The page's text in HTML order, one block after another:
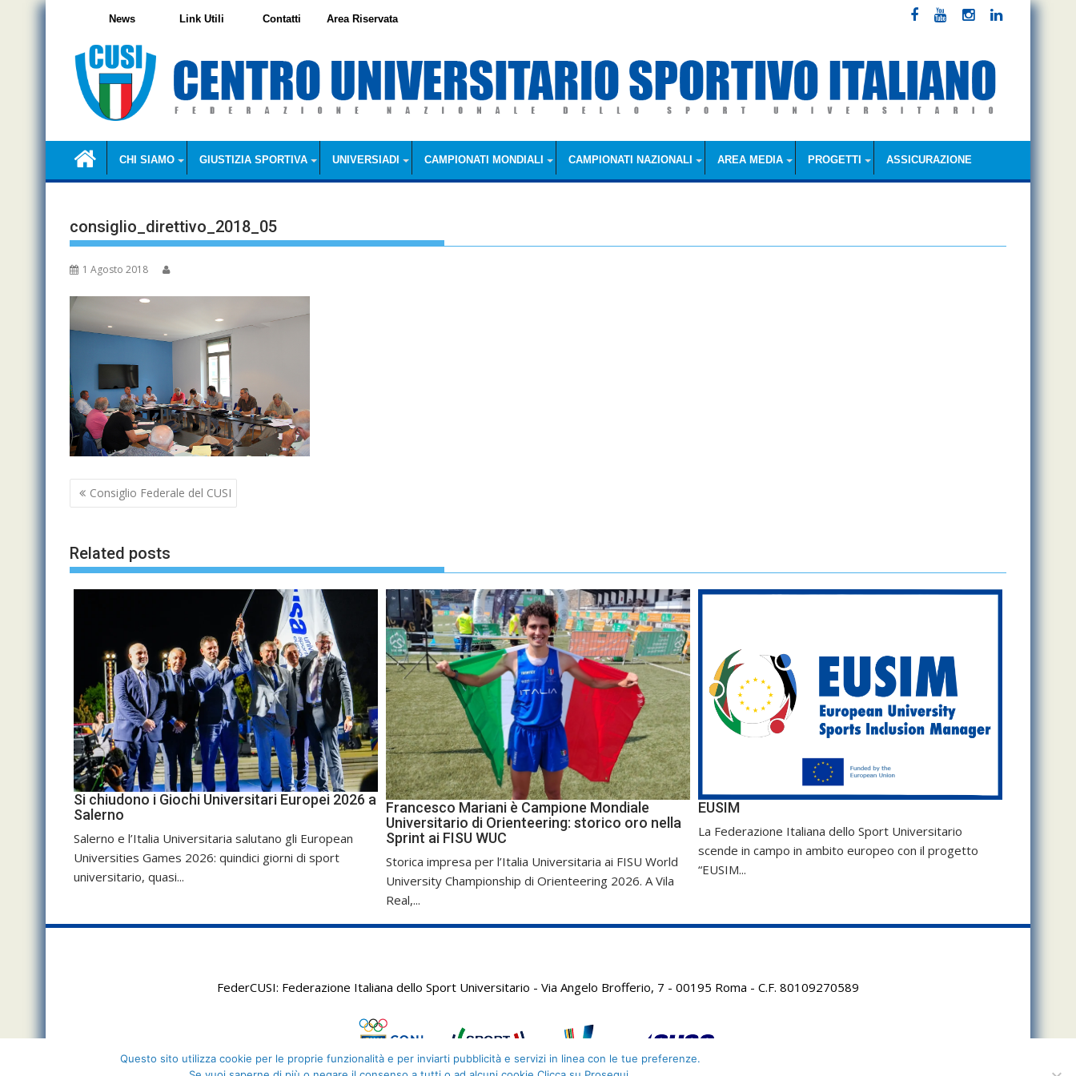
Skip
CHI SIAMO GIUSTIZIA SPORTIVA UNIVERSIADI CAMPIONATI MONDIALI CAMPIONATI NAZIONALI AREA MEDIA PROGETTI ASSICURAZIONE
News Link Utili Contatti Area Riservata
consiglio_direttivo_2018_05
1 Agosto 2018
Navigazione
articoli
Consiglio Federale del CUSI
Related posts
Si chiudono i Giochi Universitari Europei 2026 a
Salerno
Salerno e l’Italia Universitaria salutano gli European
Universities Games 2026: quindici giorni di sport
universitario, quasi...
Francesco Mariani è Campione Mondiale
Universitario di Orienteering: storico oro nella
Sprint ai FISU WUC
Storica impresa per l’Italia Universitaria ai FISU World
University Championship di Orienteering 2026. A Vila
Real,...
EUSIM
La Federazione Italiana dello Sport Universitario
scende in campo in ambito europeo con il progetto
“EUSIM...
FederCUSI: Federazione Italiana dello Sport Universitario - Via Angelo Brofferio, 7 - 00195 Roma - C.F. 80109270589
Questo sito utilizza cookie per le proprie funzionalità e per inviarti pubblicità e servizi in linea con le tue preferenze.